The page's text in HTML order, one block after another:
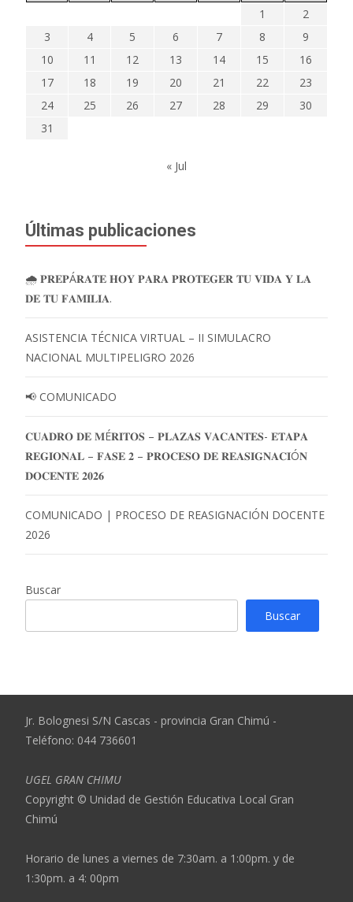
1
2
3
4 5 6 7 8
9
10
11 12 13 14 15
16
17
18 19 20 21 22
23
24
25 26 27 28 29
30
31
« Jul
Últimas publicaciones
🌧️ 𝐏𝐑𝐄𝐏Á𝐑𝐀𝐓𝐄 𝐇𝐎𝐘 𝐏𝐀𝐑𝐀 𝐏𝐑𝐎𝐓𝐄𝐆𝐄𝐑 𝐓𝐔 𝐕𝐈𝐃𝐀 𝐘 𝐋𝐀
𝐃𝐄 𝐓𝐔 𝐅𝐀𝐌𝐈𝐋𝐈𝐀.
ASISTENCIA TÉCNICA VIRTUAL – II SIMULACRO
NACIONAL MULTIPELIGRO 2026
📢 COMUNICADO
𝐂𝐔𝐀𝐃𝐑𝐎 𝐃𝐄 𝐌É𝐑𝐈𝐓𝐎𝐒 – 𝐏𝐋𝐀𝐙𝐀𝐒 𝐕𝐀𝐂𝐀𝐍𝐓𝐄𝐒- 𝐄𝐓𝐀𝐏𝐀
𝐑𝐄𝐆𝐈𝐎𝐍𝐀𝐋 – 𝐅𝐀𝐒𝐄 𝟐 – 𝐏𝐑𝐎𝐂𝐄𝐒𝐎 𝐃𝐄 𝐑𝐄𝐀𝐒𝐈𝐆𝐍𝐀𝐂𝐈Ó𝐍
𝐃𝐎𝐂𝐄𝐍𝐓𝐄 𝟐𝟎𝟐𝟔
COMUNICADO | PROCESO DE REASIGNACIÓN DOCENTE
2026
Buscar
Buscar
Jr. Bolognesi S/N Cascas - provincia Gran Chimú -
Teléfono: 044 736601
UGEL GRAN CHIMU
Copyright © Unidad de Gestión Educativa Local Gran
Chimú
Horario de lunes a viernes de 7:30am. a 1:00pm. y de
1:30pm. a 4: 00pm